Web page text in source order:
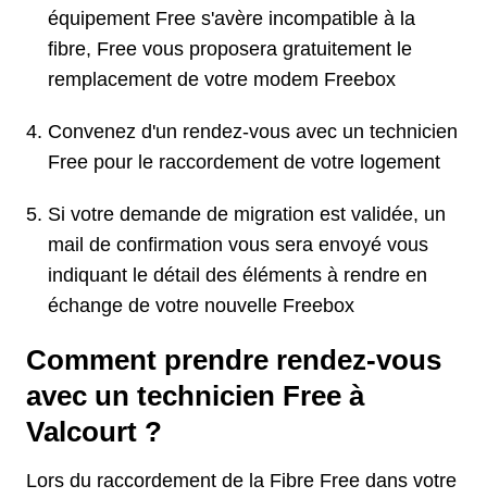
équipement Free s'avère incompatible à la
fibre, Free vous proposera gratuitement le
remplacement de votre modem Freebox
Convenez d'un rendez-vous avec un technicien
Free pour le raccordement de votre logement
Si votre demande de migration est validée, un
mail de confirmation vous sera envoyé vous
indiquant le détail des éléments à rendre en
échange de votre nouvelle Freebox
Comment prendre rendez-vous
avec un technicien Free à
Valcourt ?
Lors du raccordement de la Fibre Free dans votre